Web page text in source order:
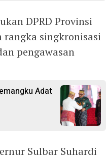
DPRD Provinsi
rangka singkronisasi
pengawasan
Adat
Sulbar Suhardi